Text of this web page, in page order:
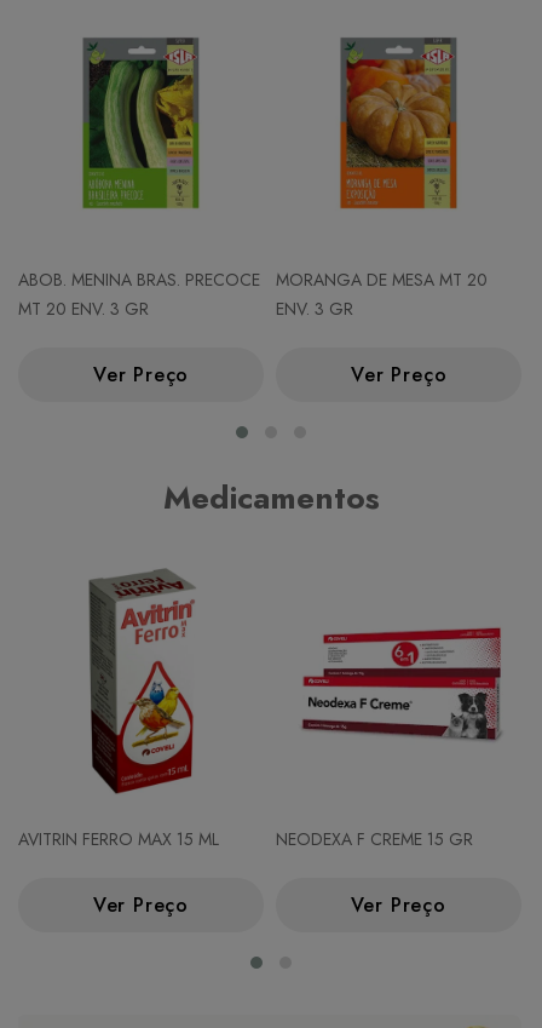
ABOB. MENINA BRAS. PRECOCE
MT 20 ENV. 3 GR
Ver Preço
MORANGA DE MESA MT 20
ENV. 3 GR
Ver Preço
Medicamentos
AVITRIN FERRO MAX 15 ML
Ver Preço
NEODEXA F CREME 15 GR
Ver Preço